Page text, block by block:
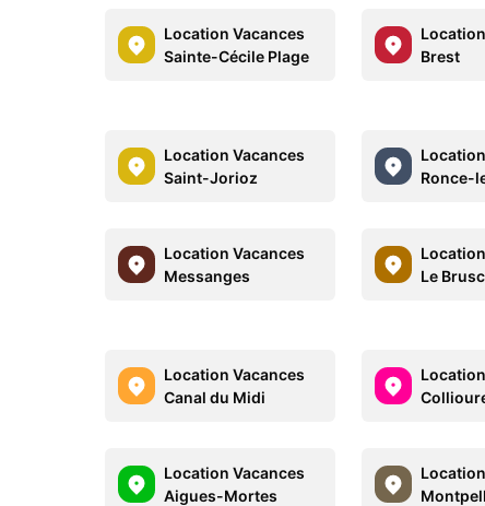
Location Vacances
Sainte-Cécile Plage
Brest
Location Vacances
Saint-Jorioz
Ronce-
Location Vacances
Messanges
Le Brusc
Location Vacances
Canal du Midi
Location Vacances
Aigues-Mortes